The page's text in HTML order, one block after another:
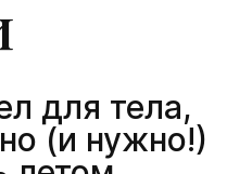
для тела,
(и нужно!)